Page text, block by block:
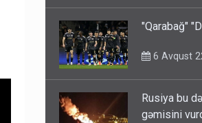
iştirakçısı
"Qarabağ"
6 Avqust
Rusiya bu
gəmisini